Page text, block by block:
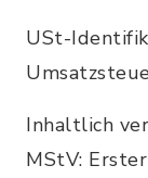
USt-
Inhaltlich
MStV: